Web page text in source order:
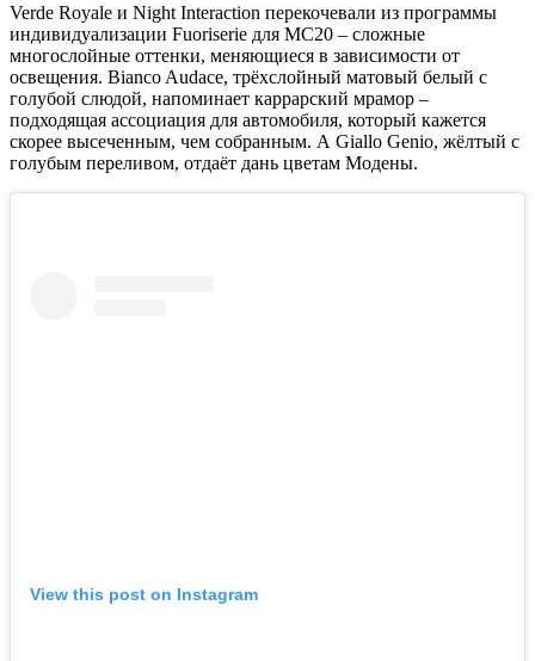
Verde Royale и Night Interaction перекочевали из программы
индивидуализации Fuoriserie для MC20 – сложные
многослойные оттенки, меняющиеся в зависимости от
освещения. Bianco Audace, трёхслойный матовый белый с
голубой слюдой, напоминает каррарский мрамор –
подходящая ассоциация для автомобиля, который кажется
скорее высеченным, чем собранным. А Giallo Genio, жёлтый с
голубым переливом, отдаёт дань цветам Модены.
View this post on Instagram